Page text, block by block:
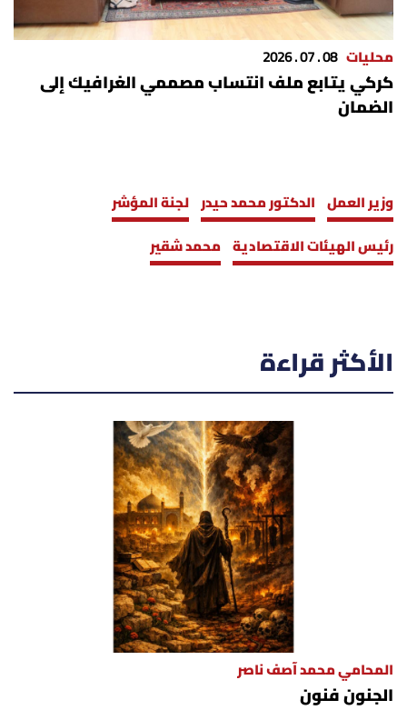
محليات 08 . 07 . 2026
كركي يتابع ملف انتساب مصممي الغرافيك إلى
الضمان
وزير العمل الدكتور محمد حيدر لجنة المؤشر
رئيس الهيئات الاقتصادية محمد شقير
الأكثر قراءة
المحامي محمد آصف ناصر
الجنون فنون